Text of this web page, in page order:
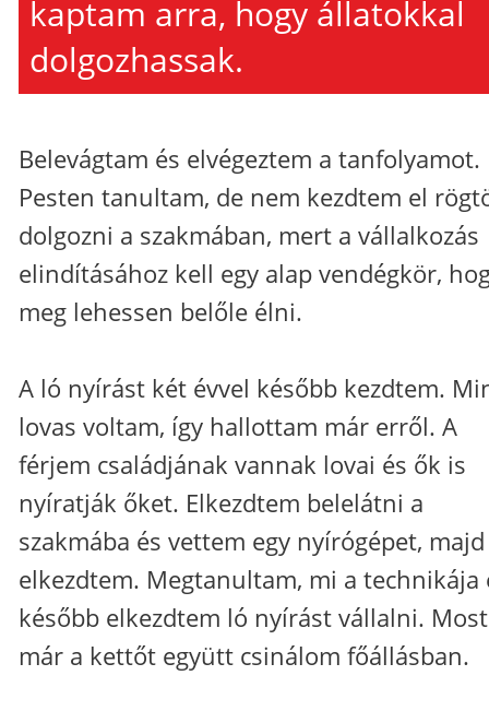
kaptam arra, hogy állatokkal
dolgozhassak.
Belevágtam és elvégeztem a tanfolyamot.
Pesten tanultam, de nem kezdtem el
dolgozni a szakmában, mert a vállalkozás
elindításához kell egy alap vendégkör,
meg lehessen belőle élni.
A ló nyírást két évvel később kezdtem.
lovas voltam, így hallottam már erről. A
férjem családjának vannak lovai és ők is
nyíratják őket. Elkezdtem belelátni a
szakmába és vettem egy nyírógépet, majd
elkezdtem. Megtanultam, mi a technikája
később elkezdtem ló nyírást vállalni. Most
már a kettőt együtt csinálom főállásban.